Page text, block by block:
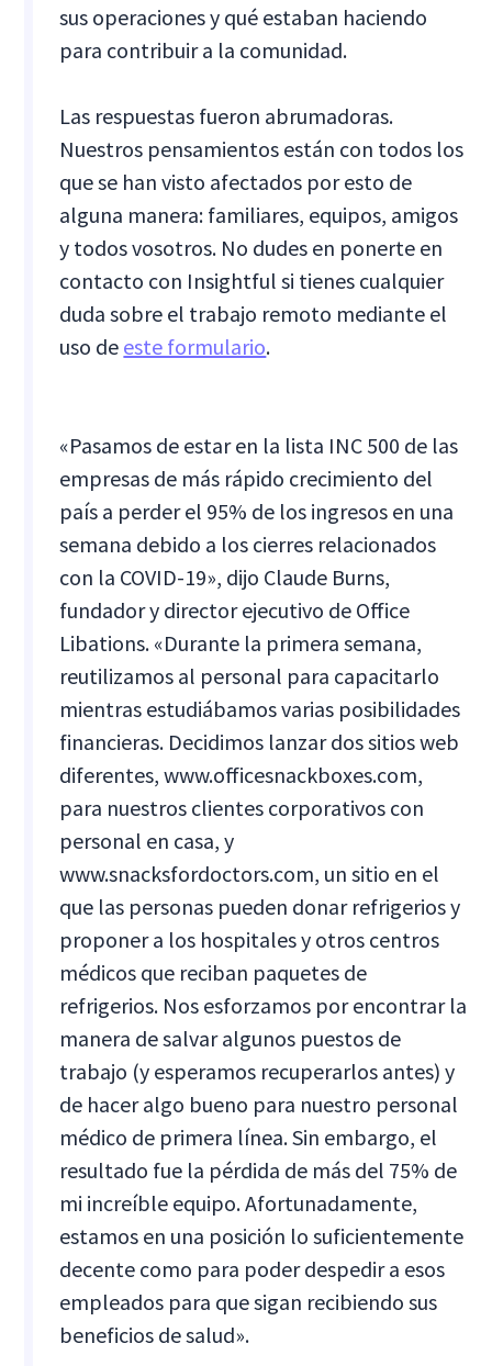
sus operaciones y qué estaban haciendo
para contribuir a la comunidad.
Las respuestas fueron abrumadoras.
Nuestros pensamientos están con todos los
que se han visto afectados por esto de
alguna manera: familiares, equipos, amigos
y todos vosotros. No dudes en ponerte en
contacto con Insightful si tienes cualquier
duda sobre el trabajo remoto mediante el
uso de este formulario.
«Pasamos de estar en la lista INC 500 de las
empresas de más rápido crecimiento del
país a perder el 95% de los ingresos en una
semana debido a los cierres relacionados
con la COVID-19», dijo Claude Burns,
fundador y director ejecutivo de Office
Libations. «Durante la primera semana,
reutilizamos al personal para capacitarlo
mientras estudiábamos varias posibilidades
financieras. Decidimos lanzar dos sitios web
diferentes, www.officesnackboxes.com,
para nuestros clientes corporativos con
personal en casa, y
www.snacksfordoctors.com, un sitio en el
que las personas pueden donar refrigerios y
proponer a los hospitales y otros centros
médicos que reciban paquetes de
refrigerios. Nos esforzamos por encontrar la
manera de salvar algunos puestos de
trabajo (y esperamos recuperarlos antes) y
de hacer algo bueno para nuestro personal
médico de primera línea. Sin embargo, el
resultado fue la pérdida de más del 75% de
mi increíble equipo. Afortunadamente,
estamos en una posición lo suficientemente
decente como para poder despedir a esos
empleados para que sigan recibiendo sus
beneficios de salud».